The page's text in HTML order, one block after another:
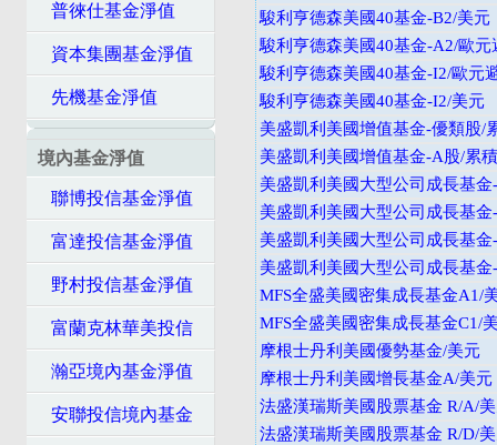
普徠仕基金淨值
資本集團基金淨值
先機基金淨值
境內基金淨值
聯博投信基金淨值
富達投信基金淨值
野村投信基金淨值
富蘭克林華美投信
瀚亞境內基金淨值
安聯投信境內基金
駿利亨德森美國40基金-B2/美元
駿利亨德森美國40基金-A2/歐元
駿利亨德森美國40基金-I2/歐元
駿利亨德森美國40基金-I2/美元
美盛凱利美國增值基金-優類股/
美盛凱利美國增值基金-A股/累
美盛凱利美國大型公司成長基
美盛凱利美國大型公司成長基
美盛凱利美國大型公司成長基
美盛凱利美國大型公司成長基
MFS全盛美國密集成長基金A1/
MFS全盛美國密集成長基金C1/
摩根士丹利美國優勢基金/美元
摩根士丹利美國增長基金A/美元
法盛漢瑞斯美國股票基金 R/A/
法盛漢瑞斯美國股票基金 R/D/